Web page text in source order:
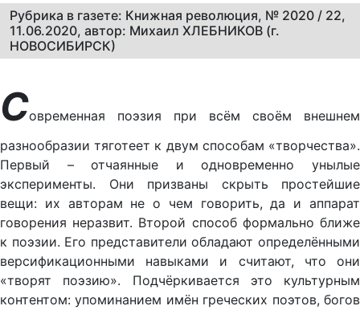
Рубрика в газете: Книжная революция, № 2020 / 22,
11.06.2020, автор: Михаил ХЛЕБНИКОВ (г.
НОВОСИБИРСК)
Современная поэзия при всём своём внешнем
разнообразии тяготеет к двум способам «творчества».
Первый – отчаянные и одновременно унылые
эксперименты. Они призваны скрыть простейшие
вещи: их авторам не о чем говорить, да и аппарат
говорения неразвит. Второй способ формально ближе
к поэзии. Его представители обладают определёнными
версификационными навыками и считают, что они
«творят поэзию». Подчёркивается это культурным
контентом: упоминанием имён греческих поэтов, богов